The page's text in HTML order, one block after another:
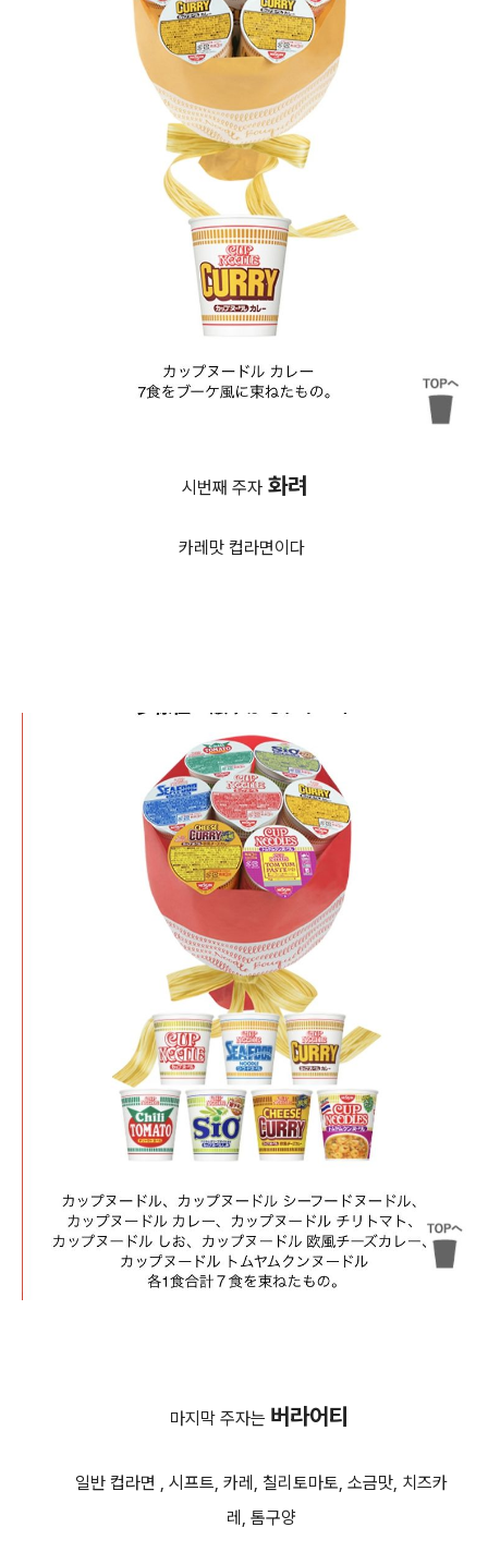
시번째 주자화려
카레맛 컵라면이다
마지막 주자는 버 라어티
일반 컵라면 , 시프트, 카레, 칠리토마토, 소금맛, 치즈카
레, 톰구양